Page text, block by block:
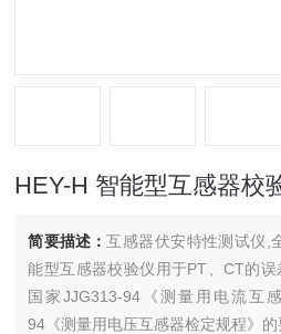
HEY-H 智能型互感器校
简要描述：互感器伏安特性测试仪,
能型互感器校验仪用于PT、CT的
国家JJG313-94《测量用电流互
94《测量用电压互感器检定规程》的